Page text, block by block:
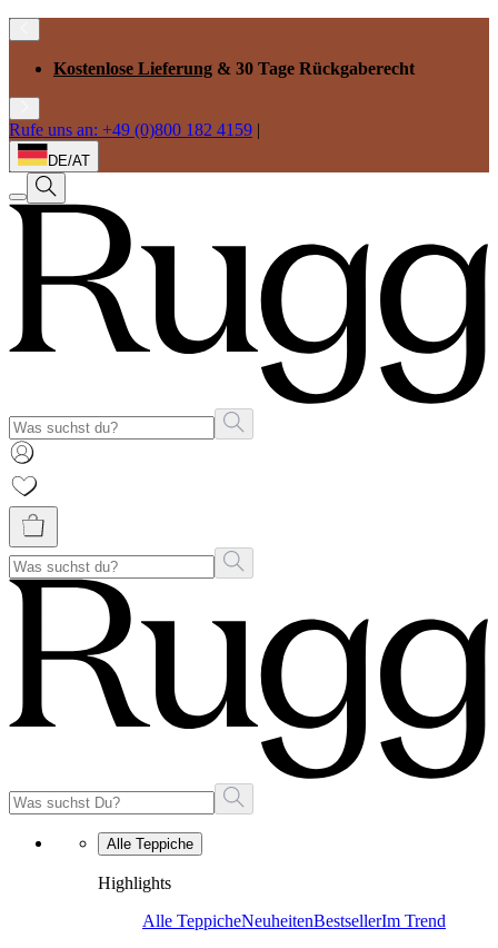
Kostenlose Lieferung & 30 Tage Rückgaberecht
Rufe uns an: +49 (0)800 182 4159 |
DE/AT
Alle Teppiche
Highlights
Alle TeppicheNeuheitenBestsellerIm Trend